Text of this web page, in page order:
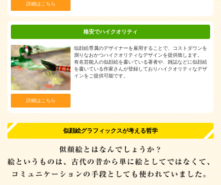
詳細はこちら
格安でハイクオリティ
詳細はこちら
似顔絵専属のデザイナーを雇用することで、コストダウンを
測りなおかつハイクオリティなデザインを提供致します。
有名芸能人の似顔絵を書いている著者や、雑誌などに似顔絵
を書いている作家さんが登録しておりハイクオリティなデザ
インをご提供可能です。
似顔絵グラフィックスが考える哲学